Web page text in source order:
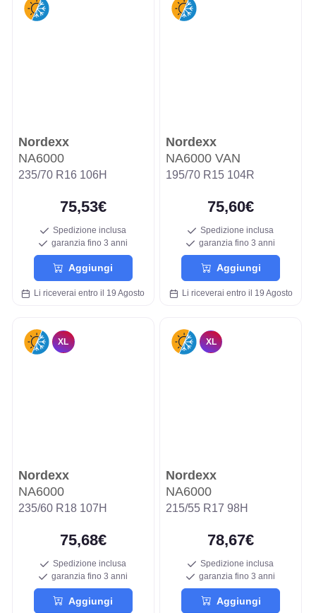
Nordexx
NA6000
235/70 R16 106H
75,53€
Spedizione inclusa
garanzia fino 3 anni
Aggiungi
Li riceverai entro il 19 Agosto
Nordexx
NA6000 VAN
195/70 R15 104R
75,60€
Spedizione inclusa
garanzia fino 3 anni
Aggiungi
Li riceverai entro il 19 Agosto
XL
Nordexx
NA6000
235/60 R18 107H
75,68€
Spedizione inclusa
garanzia fino 3 anni
Aggiungi
XL
Nordexx
NA6000
215/55 R17 98H
78,67€
Spedizione inclusa
garanzia fino 3 anni
Aggiungi